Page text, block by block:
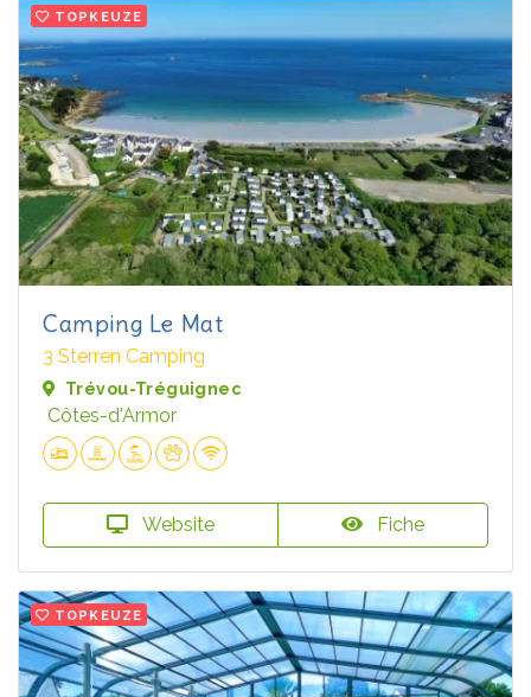
TOPKEUZE
Camping Le Mat
3 Sterren Camping
Trévou-Tréguignec
Côtes-d'Armor
Website Fiche
TOPKEUZE